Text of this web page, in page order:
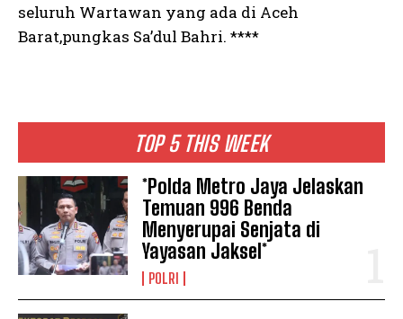
TOP 5 THIS WEEK
*Polda Metro Jaya Jelaskan
Temuan 996 Benda
Menyerupai Senjata di
Yayasan Jaksel*
POLRI
seluruh Wartawan yang ada di Aceh
Barat,pungkas Sa’dul Bahri. ****